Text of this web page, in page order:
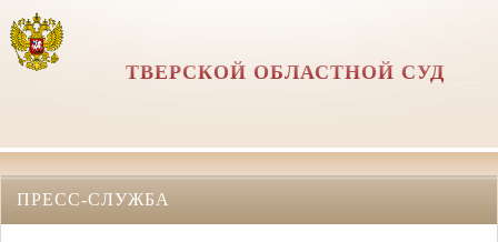
ТВЕРСКОЙ ОБЛАСТНОЙ СУД
ПРЕСС-СЛУЖБА